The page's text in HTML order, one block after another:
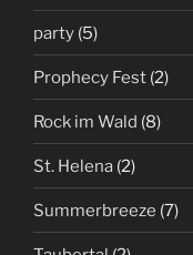
party (5)
Prophecy Fest (2)
Rock im Wald (8)
St. Helena (2)
Summerbreeze (7)